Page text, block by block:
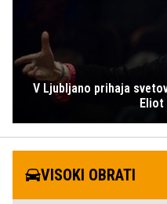
V Ljubljano prihaja
Eliot
VISOKI OBRATI